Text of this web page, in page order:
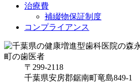
治療費
補綴物保証制度
コンプライアンス
〒299-2118
千葉県安房郡鋸南町竜島849-1